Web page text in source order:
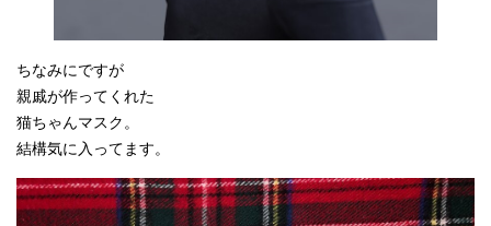
ちなみにですが
親戚が作ってくれた
猫ちゃんマスク。
結構気に入ってます。